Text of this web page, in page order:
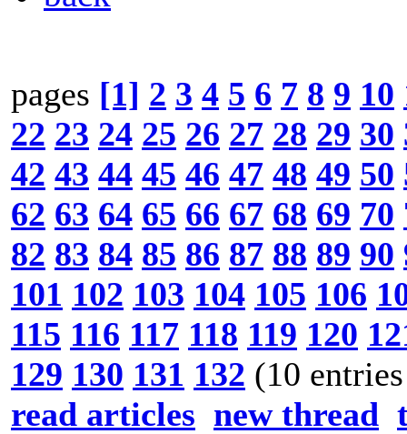
pages [1] 2 3 4 5 6 7 8 9 10
22 23 24 25 26 27 28 29 30
42 43 44 45 46 47 48 49 50
62 63 64 65 66 67 68 69 70
82 83 84 85 86 87 88 89 90
101 102 103 104 105 106
115 116 117 118 119 120
129 130 131 132 (10
read articles new thread